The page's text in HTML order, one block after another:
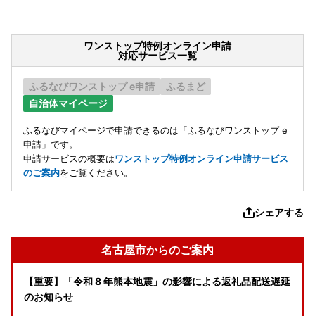
ワンストップ特例オンライン申請
対応サービス一覧
ふるなびワンストップ e申請
ふるまど
自治体マイページ
ふるなびマイページで申請できるのは「ふるなびワンストップ e
申請」です。
申請サービスの概要はワンストップ特例オンライン申請サービス
のご案内をご覧ください。
シェアする
名古屋市からのご案内
【重要】「令和 8 年熊本地震」の影響による返礼品配送遅延
のお知らせ